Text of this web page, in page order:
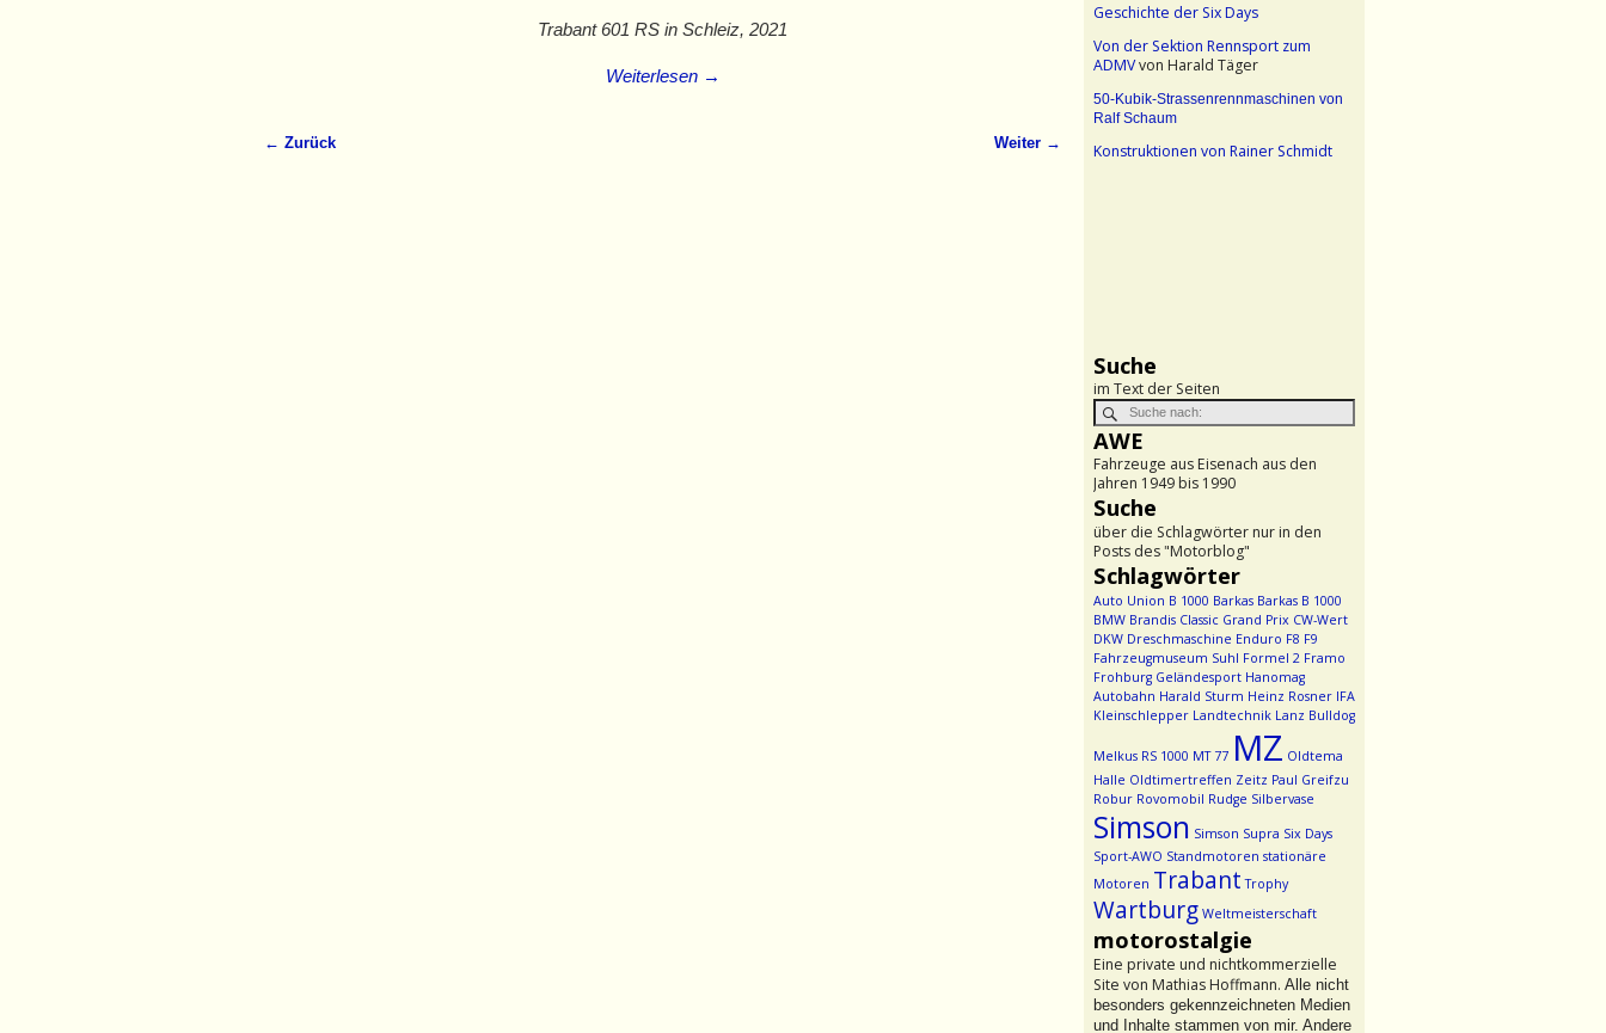
Trabant 601 RS in Schleiz, 2021
Weiterlesen →
← Zurück Weiter →
Geschichte der Six Days
Von der Sektion Rennsport zum
ADMVvon Harald Täger
50-Kubik-Strassenrennmaschinen von
Ralf Schaum
Konstruktionen von Rainer Schmidt
Suche
im Text der Seiten
AWE
Fahrzeuge aus Eisenach aus den
Jahren 1949 bis 1990
Suche
über die Schlagwörter nur in den
Posts des "Motorblog"
Schlagwörter
Auto Union B 1000 Barkas Barkas B 1000
BMW Brandis Classic Grand Prix CW-Wert
DKW Dreschmaschine Enduro F8 F9
Fahrzeugmuseum Suhl Formel 2 Framo
Frohburg Geländesport Hanomag
Autobahn Harald Sturm Heinz Rosner IFA
Kleinschlepper Landtechnik Lanz Bulldog
Melkus RS 1000 MT 77 MZ Oldtema
Halle Oldtimertreffen Zeitz Paul Greifzu
Robur Rovomobil Rudge Silbervase
Simson Simson Supra Six Days
Sport-AWO Standmotoren stationäre
Motoren Trabant Trophy
Wartburg Weltmeisterschaft
motorostalgie
Eine private und nichtkommerzielle
Site von Mathias Hoffmann. Alle nicht
besonders gekennzeichneten Medien
und Inhalte stammen von mir. Andere